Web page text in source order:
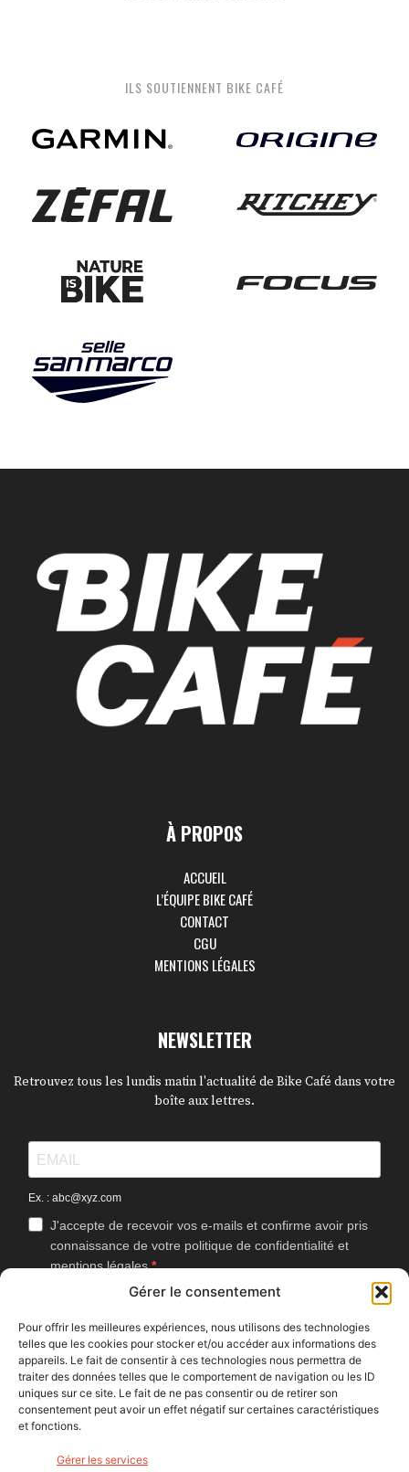
Gérer le consentement
Pour offrir les meilleures expériences, nous utilisons des technologies
telles que les cookies pour stocker et/ou accéder aux informations des
appareils. Le fait de consentir à ces technologies nous permettra de
traiter des données telles que le comportement de navigation ou les ID
uniques sur ce site. Le fait de ne pas consentir ou de retirer son
consentement peut avoir un effet négatif sur certaines caractéristiques
et fonctions.
Gérer les services
À PROPOS
ACCUEIL
L’ÉQUIPE BIKE CAFÉ
CONTACT
CGU
MENTIONS LÉGALES
NEWSLETTER
Retrouvez tous les lundis matin l'actualité de Bike Café dans votre
boîte aux lettres.
Ex. : abc@xyz.com
J'accepte de recevoir vos e-mails et confirme avoir pris
connaissance de votre politique de confidentialité et
mentions légales.
Vous pouvez vous désinscrire à tout moment en cliquant sur le lien
J'accepte que Bike Café mesure l'ouverture des
newsletters afin d'améliorer les contenus proposés.
S'INSCRIRE